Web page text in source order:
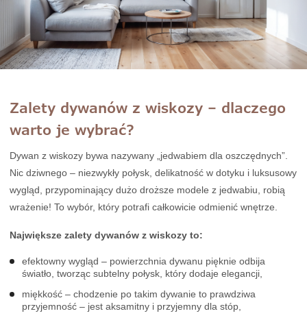
Zalety dywanów z wiskozy – dlaczego
warto je wybrać?
Dywan z wiskozy bywa nazywany „jedwabiem dla oszczędnych”.
Nic dziwnego – niezwykły połysk, delikatność w dotyku i luksusowy
wygląd, przypominający dużo droższe modele z jedwabiu, robią
wrażenie! To wybór, który potrafi całkowicie odmienić wnętrze.
Największe zalety dywanów z wiskozy to:
efektowny wygląd – powierzchnia dywanu pięknie odbija
światło, tworząc subtelny połysk, który dodaje elegancji,
miękkość – chodzenie po takim dywanie to prawdziwa
przyjemność – jest aksamitny i przyjemny dla stóp,